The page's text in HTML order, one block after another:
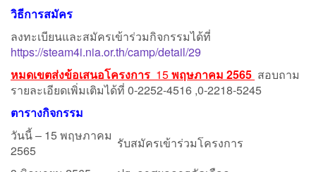
วิธีการสมัคร
ลงทะเบียนและสมัครเข้าร่วมกิจกรรมได้ที่
https://steam4i.nia.or.th/camp/detail/29
หมดเขตส่งข้อเสนอโครงการ 15พฤษภาคม 2565 สอบถาม
รายละเอียดเพิ่มเติมได้ที่ 0-2252-4516 ,0-2218-5245
ตารางกิจกรรม
วันนี้ – 15 พฤษภาคม
2565
รับสมัครเข้าร่วมโครงการ